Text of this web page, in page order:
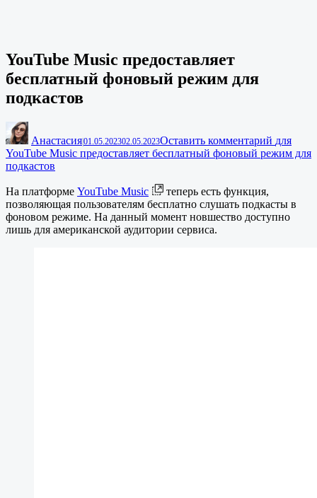
YouTube Music предоставляет
бесплатный фоновый режим для
подкастов
Анастасия01.05.202302.05.2023Оставить комментарий для
YouTube Music предоставляет бесплатный фоновый режим для
подкастов
На платформе YouTube Music
теперь есть функция,
позволяющая пользователям бесплатно слушать подкасты в
фоновом режиме. На данный момент новшество доступно
лишь для американской аудитории сервиса.